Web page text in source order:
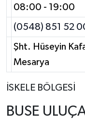
08:00 - 19:00
(0548) 851 52
Şht. Hüseyin
Mesarya
İSKELE BÖLGESİ
BUSE